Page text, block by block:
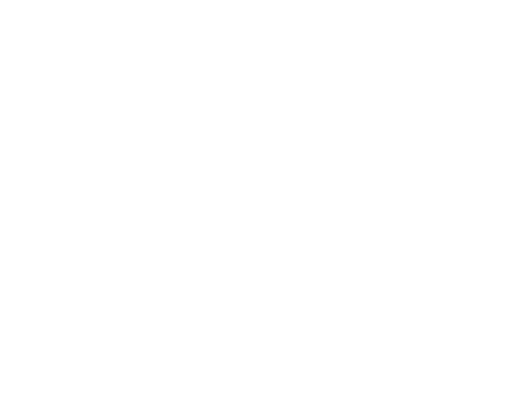
dei pagamenti tra diversi Paesi.
avere un codice SWIFT dedicato per ogni
significa che è il codice SWIFT della sede centrale.
il conto del destinatario e stornare il pagamento.